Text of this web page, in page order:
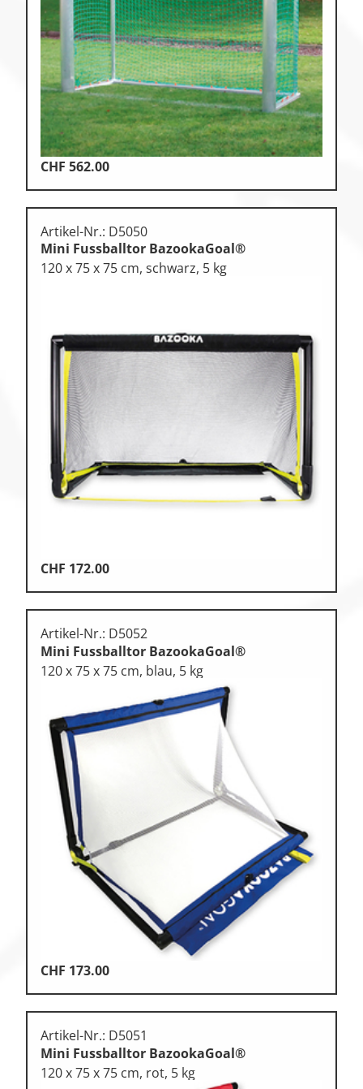
CHF 562.00
Artikel-Nr.: D5050
Mini Fussballtor BazookaGoal®
120 x 75 x 75 cm, schwarz, 5 kg
CHF 172.00
Artikel-Nr.: D5052
Mini Fussballtor BazookaGoal®
120 x 75 x 75 cm, blau, 5 kg
CHF 173.00
Artikel-Nr.: D5051
Mini Fussballtor BazookaGoal®
120 x 75 x 75 cm, rot, 5 kg